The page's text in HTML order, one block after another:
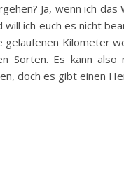
Ja, wenn ich
will ich euch es nicht
Kilometer
Sorten. Es kann
doch es gibt einen